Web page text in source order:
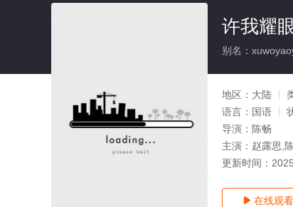
许我耀
别名：
地区： 大陆
语言： 国语
导演： 陈畅
主演： 赵露思,
更新时间：
 在线观看